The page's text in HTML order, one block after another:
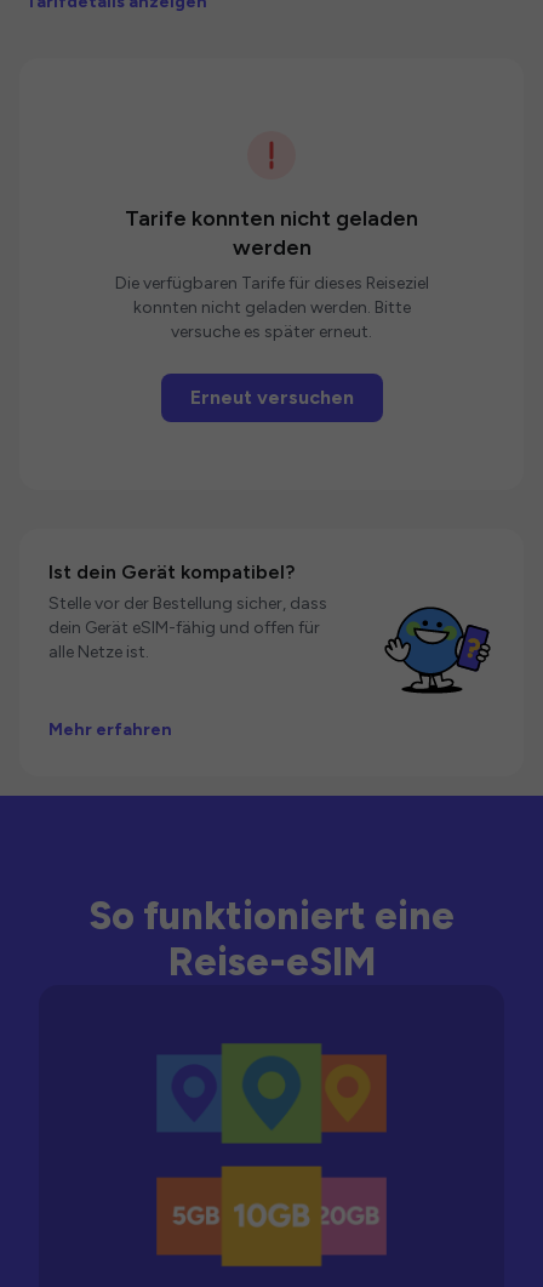
Tarife konnten nicht geladen
werden
Die verfügbaren Tarife für dieses Reiseziel
konnten nicht geladen werden. Bitte
versuche es später erneut.
Erneut versuchen
Ist dein Gerät kompatibel?
Stelle vor der Bestellung sicher, dass
dein Gerät eSIM-fähig und offen für
alle Netze ist.
Mehr erfahren
So funktioniert eine
Reise-eSIM